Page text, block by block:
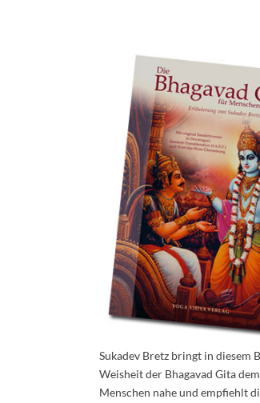
Sukadev Bretz bringt in diesem
Weisheit der Bhagavad Gita
Menschen nahe und empfiehlt